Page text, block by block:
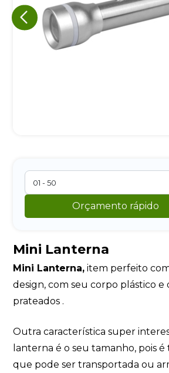
Orçamento rápido
Mini Lanterna
Mini Lanterna, item perfeito
design, com seu corpo plástico e
prateados .
Outra característica super
lanterna é o seu tamanho, pois
que pode ser transportada ou
A nossa empresa está comprometida
sua privacidade, utilizaremos seus
de marketing. Você pode alterar suas
qualquer momento.